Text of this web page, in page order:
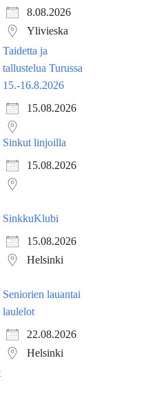
8.08.2026
Ylivieska
Taidetta ja
tallustelua Turussa
15.-16.8.2026
15.08.2026
Sinkut linjoilla
15.08.2026
SinkkuKlubi
15.08.2026
Helsinki
Seniorien lauantai
laulelot
22.08.2026
Helsinki